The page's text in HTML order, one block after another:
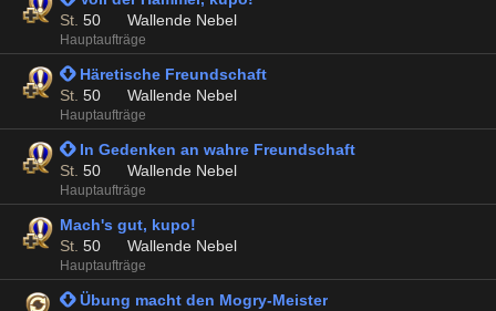
St. 50 Wallende Nebel
Hauptaufträge
 Häretische Freundschaft
St. 50 Wallende Nebel
Hauptaufträge
 In Gedenken an wahre Freundschaft
St. 50 Wallende Nebel
Hauptaufträge
Mach's gut, kupo!
St. 50 Wallende Nebel
Hauptaufträge
 Übung macht den Mogry-Meister